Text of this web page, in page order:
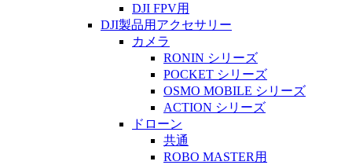
DJI FPV用
DJI製品用アクセサリー
カメラ
RONIN シリーズ
POCKET シリーズ
OSMO MOBILE シリーズ
ACTION シリーズ
ドローン
共通
ROBO MASTER用